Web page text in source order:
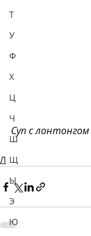
Т
У
Ф
Х
Ц
Ч
Ш
Щ
Ы
Э
Ю
Суп с лонтонгом
Л